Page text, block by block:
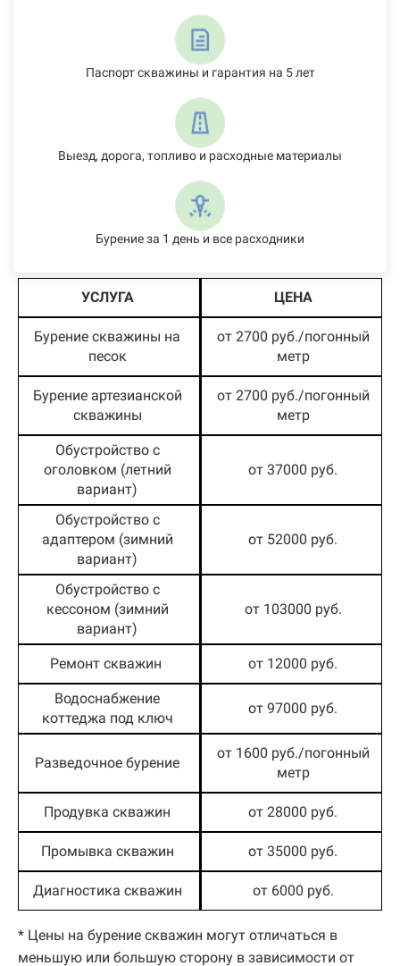
Паспорт скважины и гарантия на 5 лет
Выезд, дорога, топливо и расходные материалы
Бурение за 1 день и все расходники
УСЛУГА ЦЕНА
Бурение скважины на
песок
от 2700 руб./погонный
метр
Бурение артезианской
скважины
от 2700 руб./погонный
метр
Обустройство с
оголовком (летний
вариант)
от 37000 руб.
Обустройство с
адаптером (зимний
вариант)
от 52000 руб.
Обустройство с
кессоном (зимний
вариант)
от 103000 руб.
Ремонт скважин от 12000 руб.
Водоснабжение
коттеджа под ключ
от 97000 руб.
Разведочное бурение
от 1600 руб./погонный
метр
Продувка скважин от 28000 руб.
Промывка скважин от 35000 руб.
Диагностика скважин от 6000 руб.
* Цены на бурение скважин могут отличаться в
меньшую или большую сторону в зависимости от